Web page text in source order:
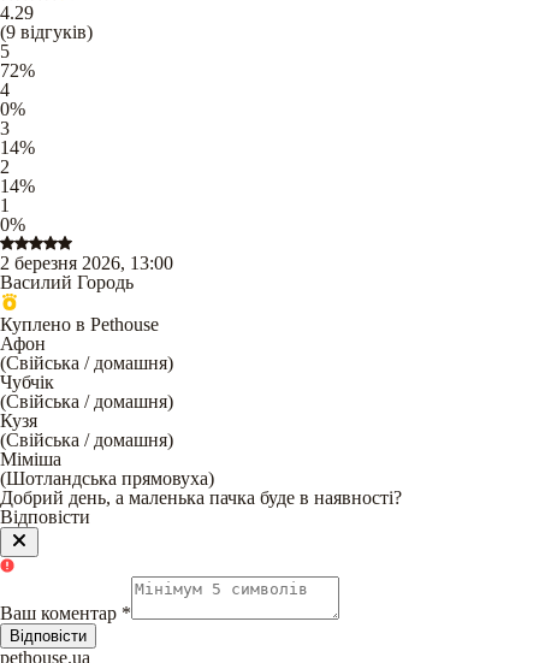
4.29
(9 відгуків)
5
72%
4
0%
3
14%
2
14%
1
0%
2 березня 2026, 13:00
Василий Городь
Куплено в Pethouse
Афон
(Свійська / домашня)
Чубчік
(Свійська / домашня)
Кузя
(Свійська / домашня)
Міміша
(Шотландська прямовуха)
Добрий день, а маленька пачка буде в наявності?
Відповісти
Ваш коментар *
Відповісти
pethouse.ua